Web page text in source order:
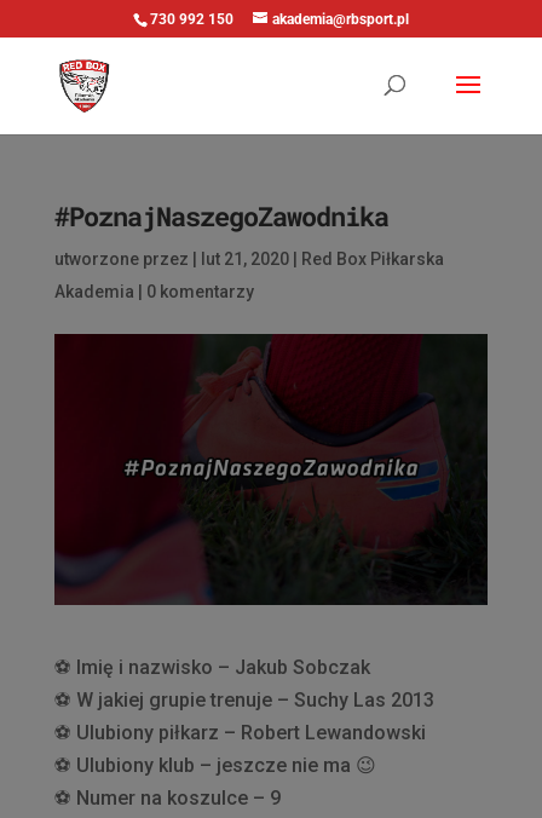
730 992 150 akademia@rbsport.pl
#PoznajNaszegoZawodnika
utworzone przez lut 21, 2020|
Red Box Piłkarska
Akademia
0 komentarzy
⚽️ Imię i nazwisko – Jakub Sobczak
⚽️ W jakiej grupie trenuje – Suchy Las 2013
⚽️ Ulubiony piłkarz – Robert Lewandowski
⚽️ Ulubiony klub – jeszcze nie ma 😉
⚽️ Numer na koszulce – 9